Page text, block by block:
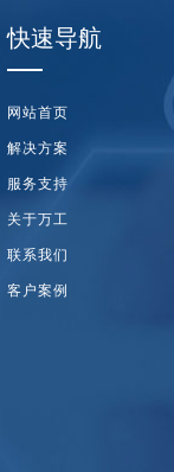
快速导航
网站首页
解决方案
服务支持
关于万工
联系我们
客户案例